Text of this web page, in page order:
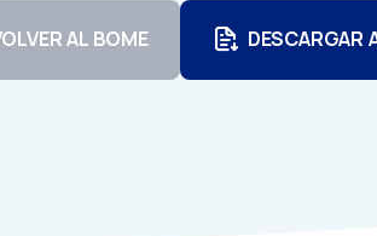
AL BOME DESCARGAR